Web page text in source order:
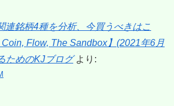
連銘柄4種を分析、今買うべきはこ
Flow, The Sandbox】(2021年6月
ためのKJブログ より: